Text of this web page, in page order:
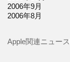
2006年9月
2006年8月
Apple関連ニュース